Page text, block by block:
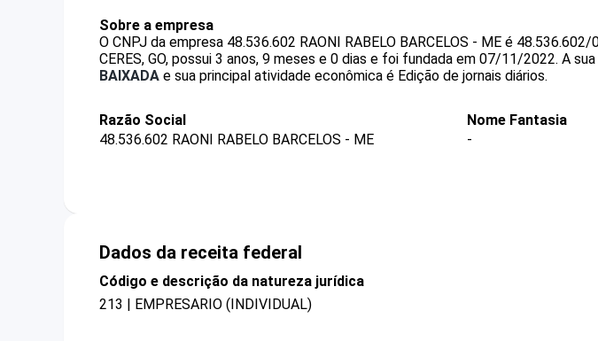
Sobre a empresa
O CNPJ da empresa 48.536.602 RAONI RABELO BARCELOS - ME é 48.536.602/
CERES, GO, possui 3 anos, 9 meses e 0 dias e foi fundada em 07/11/2022. A
BAIXADA e sua principal atividade econômica é Edição de jornais diários.
Razão Social
48.536.602 RAONI RABELO BARCELOS - ME
Nome Fantasia
-
Dados da receita federal
Código e descrição da natureza jurídica
213 | EMPRESARIO (INDIVIDUAL)